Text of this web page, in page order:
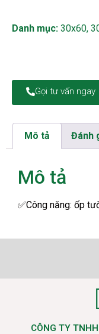
Danh mục: 30x60,
Gọi tư vấn ngay
Mô tả Đánh
Mô tả
✅Công năng: ốp
CÔNG TY